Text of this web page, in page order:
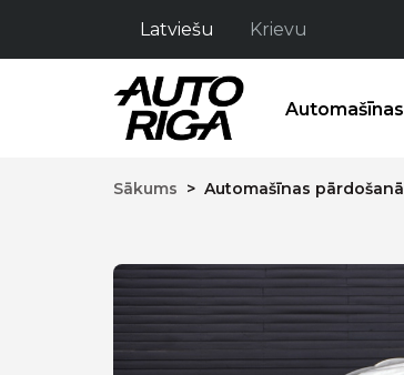
Latviešu Krievu
Automašīnas
Sākums > Automašīnas pārdošanā